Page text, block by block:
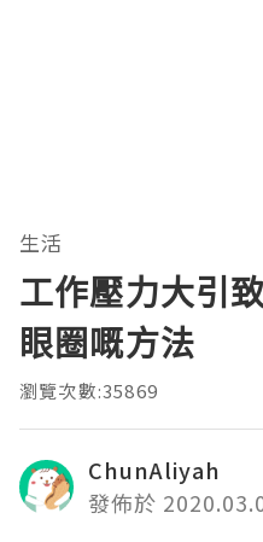
生活
工作壓力大引
眼圈嘅方法
瀏覽次數:35869
ChunAliyah
發佈於